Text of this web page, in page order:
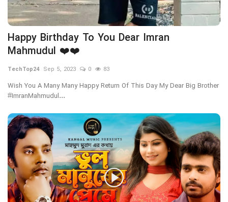
Happy Birthday To You Dear Imran
Mahmudul ❤️❤️
TechTop24 Sep 5, 2023 0 83
Wish You A Many Many Happy Return Of This Day My Dear Big Brother
#ImranMahmudul...